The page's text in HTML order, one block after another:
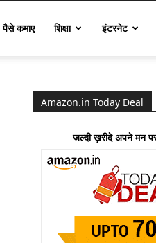
पैसे कमाए शिक्षा इंटरनेट
Amazon.in Today Deal
जल्दी ख़रीदे अपने मन